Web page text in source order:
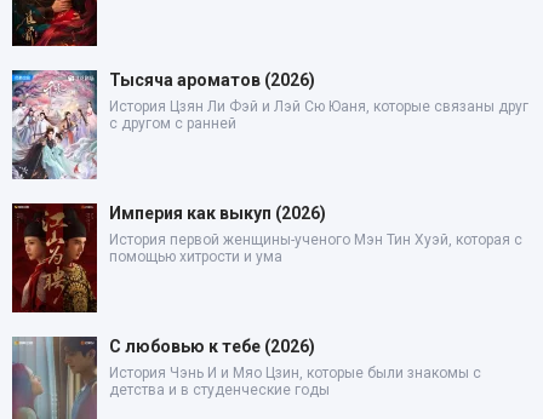
Тысяча ароматов (2026)
История Цзян Ли Фэй и Лэй Сю Юаня, которые связаны друг
с другом с ранней
Империя как выкуп (2026)
История первой женщины-ученого Мэн Тин Хуэй, которая с
помощью хитрости и ума
С любовью к тебе (2026)
История Чэнь И и Мяо Цзин, которые были знакомы с
детства и в студенческие годы